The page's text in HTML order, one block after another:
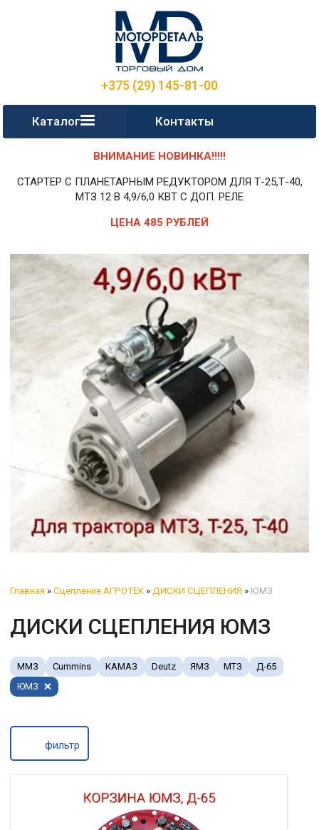
+375 (29) 145-81-00
Каталог Контакты
ВНИМАНИЕ НОВИНКА!!!!!
СТАРТЕР С ПЛАНЕТАРНЫМ РЕДУКТОРОМ ДЛЯ Т-25,Т-40,
МТЗ 12 В 4,9/6,0 КВТ С ДОП. РЕЛЕ
ЦЕНА 485 РУБЛЕЙ
Главная » Сцепление АГРОТЕК » ДИСКИ СЦЕПЛЕНИЯ » ЮМЗ
ДИСКИ СЦЕПЛЕНИЯ ЮМЗ
ММЗ Cummins КАМАЗ Deutz ЯМЗ МТЗ
Д-65
ЮМЗ
фильтр